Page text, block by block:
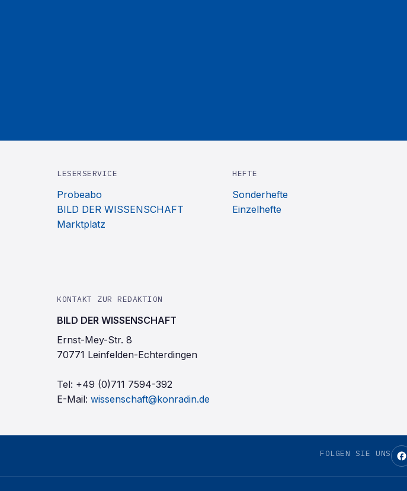
LESERSERVICE
Probeabo
BILD DER WISSENSCHAFT
Marktplatz
HEFTE
Sonderhefte
Einzelhefte
KONTAKT ZUR REDAKTION
BILD DER WISSENSCHAFT
Ernst-Mey-Str. 8
70771 Leinfelden-Echterdingen
Tel: +49 (0)711 7594-392
E-Mail: wissenschaft@konradin.de
FOLGEN SIE UNS